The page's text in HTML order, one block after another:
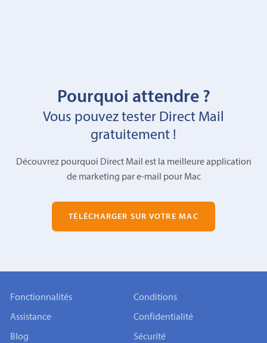
Pourquoi attendre ?
Vous pouvez tester Direct Mail
gratuitement !
Découvrez pourquoi Direct Mail est la meilleure application
de marketing par e-mail pour Mac
TÉLÉCHARGER SUR VOTRE MAC
Fonctionnalités
Assistance
Blog
Conditions
Confidentialité
Sécurité